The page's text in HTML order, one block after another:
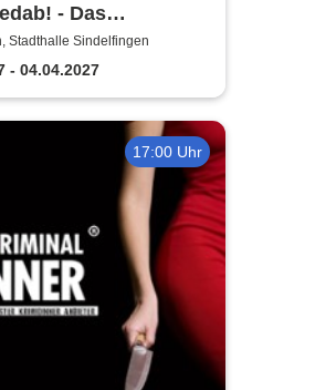
- Das
Musical
Stadthalle Sindelfingen
- 04.04.2027
17:00 Uhr